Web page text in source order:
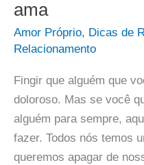
ama
Amor Próprio, Dicas de
Relacionamento
Fingir que alguém que
doloroso. Mas se você
alguém para sempre,
fazer. Todos nós temos
queremos apagar de